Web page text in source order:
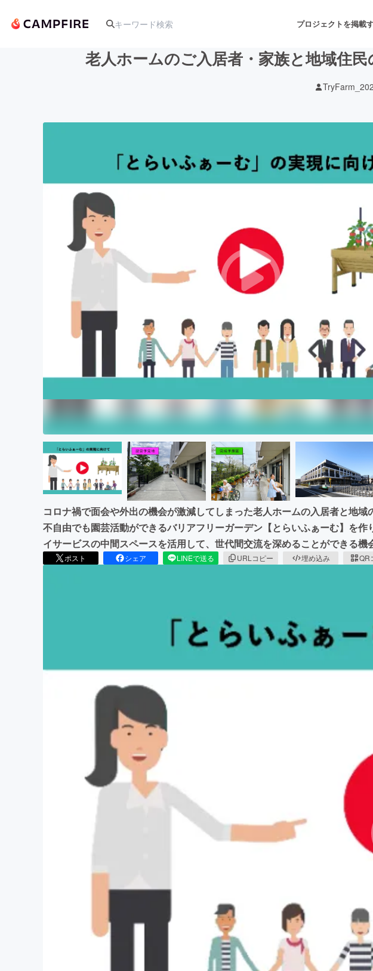
プロジェクトを掲載
チャレンジ
まちづくり・地域活性化
CAMPFIREふる
老人ホームのご入居者・家族と地域住
コロナ禍で面会や外出の機会が激減してしまった老人ホームの入居者と地域
不自由でも園芸活動ができるバリアフリーガーデン【とらいふぁーむ】を作
イサービスの中間スペースを活用して、世代間交流を深めることができる機
ポスト シェア LINEで送る URLコピー 埋め込み QR